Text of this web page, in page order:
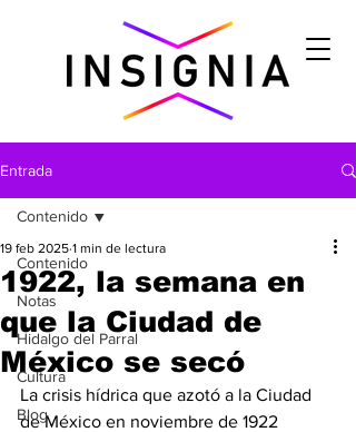
Entrada
Contenido
Notas
Hidalgo del Parral
Cultura
Blog
Contenido
1922, la semana en
que la Ciudad de
México se secó
19 feb 2025 1 min de lectura
La crisis hídrica que azotó a la Ciudad
de México en noviembre de 1922